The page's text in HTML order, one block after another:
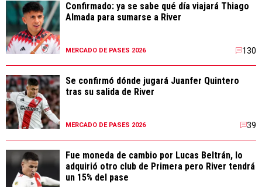
Confirmado: ya se sabe qué día viajará Thiago
Almada para sumarse a River
MERCADO DE PASES 2026 130
Se confirmó dónde jugará Juanfer Quintero
tras su salida de River
MERCADO DE PASES 2026 39
Fue moneda de cambio por Lucas Beltrán, lo
adquirió otro club de Primera pero River tendrá
un 15% del pase